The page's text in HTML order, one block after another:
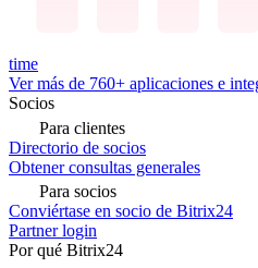
time
Ver más de 760+ aplicaciones e
Socios
Para clientes
Directorio de socios
Obtener consultas generales
Para socios
Conviértase en socio de Bitrix24
Partner login
Por qué Bitrix24